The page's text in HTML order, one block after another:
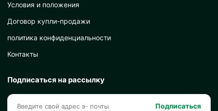
Условия и положения
Договор купли-продажи
политика конфиденциальности
Контакты
Подписаться на рассылку
Подписаться